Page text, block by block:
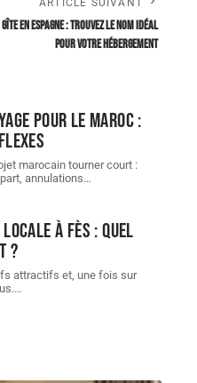
Gîte en Espagne : Trouvez le nom idéal
pour votre hébergement
pour le Maroc :
marocain tourner court :
annulations…
locale à Fès : quel
?
attractifs et, une fois sur
…